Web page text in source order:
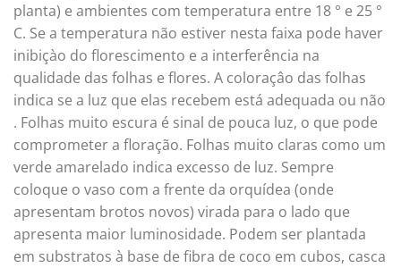
planta) e ambientes com temperatura entre 18 ° e 25 °
C. Se a temperatura não estiver nesta faixa pode haver
inibiçào do florescimento e a interferência na
qualidade das folhas e flores. A coloraçâo das folhas
indica se a luz que elas recebem está adequada ou não
. Folhas muito escura é sinal de pouca luz, o que pode
comprometer a floração. Folhas muito claras como um
verde amarelado indica excesso de luz. Sempre
coloque o vaso com a frente da orquídea (onde
apresentam brotos novos) virada para o lado que
apresenta maior luminosidade. Podem ser plantada
em substratos à base de fibra de coco em cubos, casca